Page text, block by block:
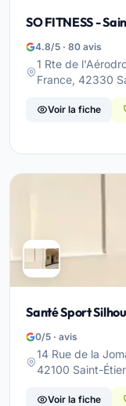
SO FITNESS -
4.8/5 · 80 avis
1 Rte de
France, 42330
Voir la fiche
Santé Sport
0/5 · avis
14 Rue de la
42100 Saint-
Voir la fiche